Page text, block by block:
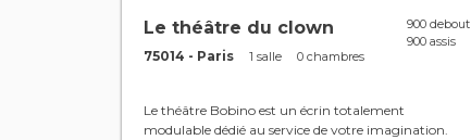
Le théâtre du clown
75014 - Paris 1 salle 0 chambres
900 debout
900 assis
Le théâtre Bobino est un écrin totalement
modulable dédié au service de votre imagination.